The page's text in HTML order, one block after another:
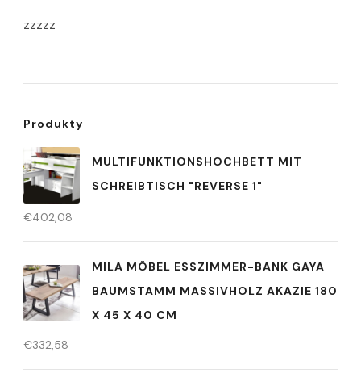
zzzzz
Produkty
MULTIFUNKTIONSHOCHBETT MIT
SCHREIBTISCH "REVERSE 1"
€402,08
MILA MÖBEL ESSZIMMER-BANK GAYA
BAUMSTAMM MASSIVHOLZ AKAZIE 180
X 45 X 40 CM
€332,58